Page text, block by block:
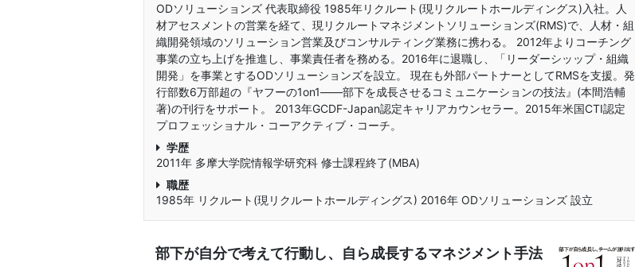
ODソリューションズ 代表取締役 1985年リクルート(現リクルートホールディングス)入社。人
材アセスメントの営業を経て、現リクルートマネジメントソリューションズ(RMS)で、人材・組
織開発領域のソリューション営業及びコンサルティング業務に携わる。 2012年よりコーチング
事業の立ち上げを推進し、事業責任者を務める。2016年に退職し、「リーダーシッップ・組織
開発」を事業とするODソリューションズを設立。 現在も外部パートナーとしてRMSを支援。発
行部数6万部超の『ヤフーの1on1――部下を成長させるコミュニケーションの技法』(本間浩輔
著)の刊行をサポート。 2013年GCDF-Japan認定キャリアカウンセラー。2015年米国CTI認定
プロフェッショナル・コーアクティブ・コーチ。
学歴
2011年 多摩大学院情報学研究科 修士課程終了(MBA)
職歴
1985年 リクルート(現リクルートホールディングス) 2016年 ODソリューションズ 設立
部下が自分で考えて行動し、自ら成長するマネジメント手法